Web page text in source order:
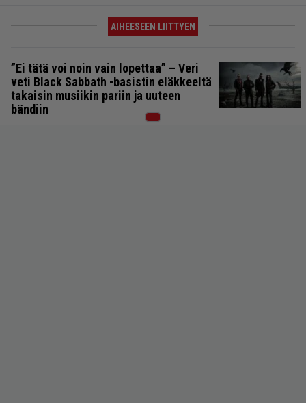
AIHEESEEN LIITTYEN
”Ei tätä voi noin vain lopettaa” – Veri
veti Black Sabbath -basistin eläkkeeltä
takaisin musiikin pariin ja uuteen
bändiin